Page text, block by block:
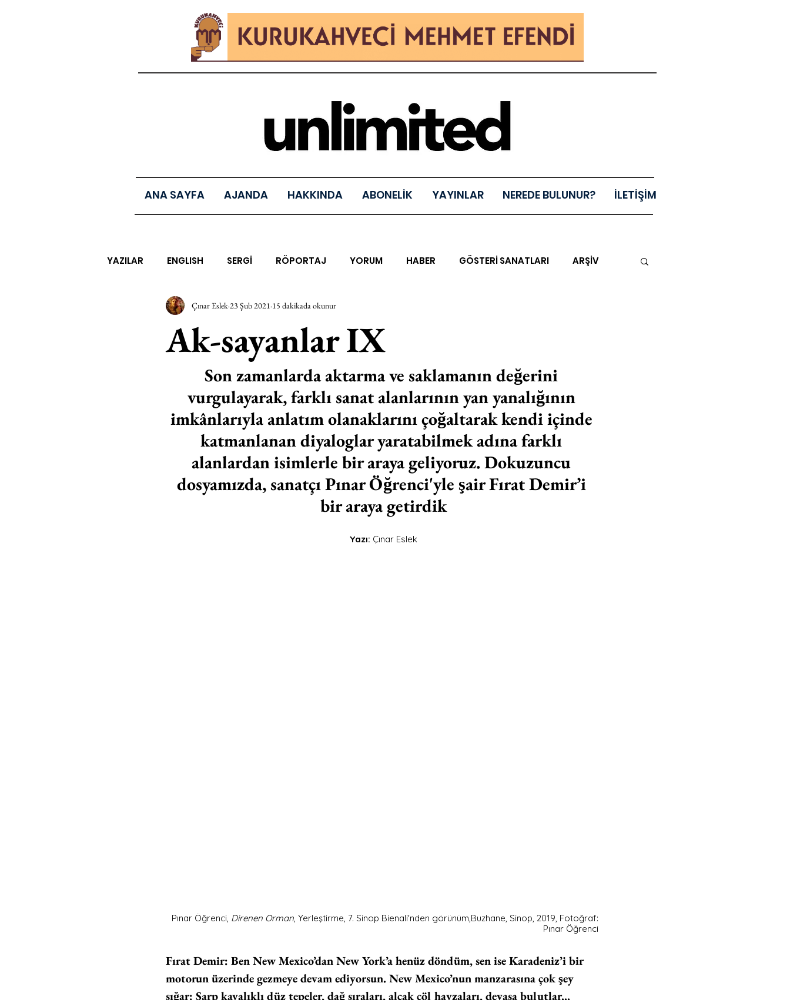
ANA SAYFA AJANDA HAKKINDA ABONELİK YAYINLAR NEREDE BULUNUR? İLETİŞİM
YAZILAR ENGLISH SERGİ RÖPORTAJ YORUM HABER GÖSTERİ SANATLARI ARŞİV
EDEBİYAT SİNEMA ARAŞTIRMA BİENAL
MÜZİK EGZERSİZLER YEL TOZ PORTRELER
AK-SAYANLAR #GEÇMİŞTEBUGÜN XXY ODAK: RESİM KIVRIM PARIS UNLIMITED
TUHAF AÇI SINIRSIZ ZİYARETLER
Ak-sayanlar IX
Çınar Eslek 23 Şub 2021 15 dakikada okunur
Son zamanlarda aktarma ve saklamanın değerini
vurgulayarak, farklı sanat alanlarının yan yanalığının
imkânlarıyla anlatım olanaklarını çoğaltarak kendi içinde
katmanlanan diyaloglar yaratabilmek adına farklı
alanlardan isimlerle bir araya geliyoruz. Dokuzuncu
dosyamızda, sanatçı Pınar Öğrenci'yle şair Fırat Demir’i
bir araya getirdik
Yazı: Çınar Eslek
Pınar Öğrenci, Direnen Orman, Yerleştirme, 7. Sinop Bienali'nden görünüm,Buzhane, Sinop, 2019, Fotoğraf:
Pınar Öğrenci
Fırat Demir: Ben New Mexico’dan New York’a henüz döndüm, sen ise Karadeniz’i bir
motorun üzerinde gezmeye devam ediyorsun. New Mexico’nun manzarasına çok şey
sığar: Sarp kayalıklı düz tepeler, dağ sıraları, alçak çöl havzaları, devasa bulutlar...